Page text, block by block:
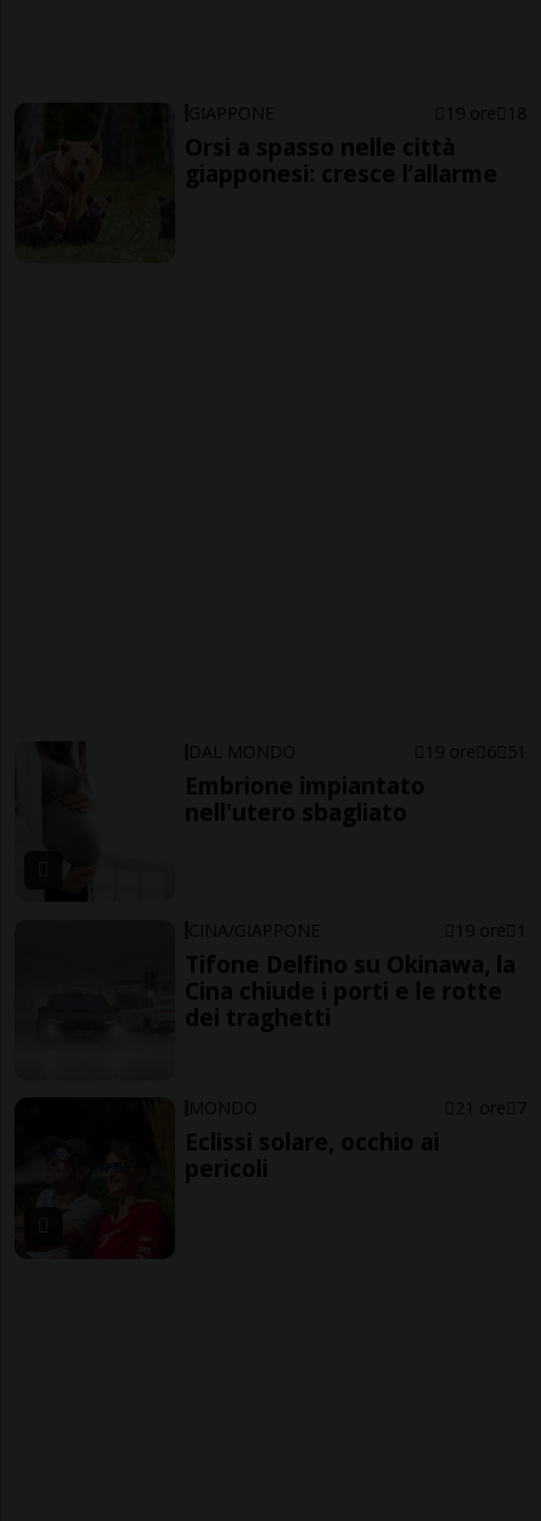
GIAPPONE 19 ore 18
Orsi a spasso nelle città
giapponesi: cresce l’allarme
DAL MONDO 19 ore 6 51
Embrione impiantato
nell'utero sbagliato
CINA/GIAPPONE 19 ore 1
Tifone Delfino su Okinawa, la
Cina chiude i porti e le rotte
dei traghetti
MONDO 21 ore 7
Eclissi solare, occhio ai
pericoli